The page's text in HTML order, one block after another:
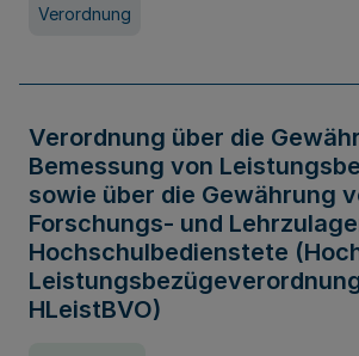
Verordnung
Verordnung über die
Bemessung von
sowie über die Gewährung
Forschungs- und
Hochschulbedienstete
HLeistBVO)